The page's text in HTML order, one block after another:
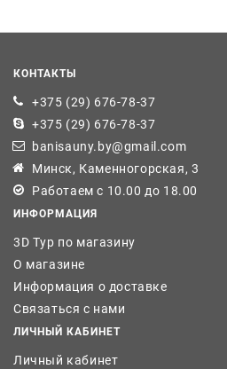
КОНТАКТЫ
+375 (29) 676-78-37
+375 (29) 676-78-37
banisauny.by@gmail.com
Минск, Каменногорская, 3
Работаем с 10.00 до 18.00
ИНФОРМАЦИЯ
3D Тур по магазину
О магазине
Информация о доставке
Связаться с нами
ЛИЧНЫЙ КАБИНЕТ
Личный кабинет